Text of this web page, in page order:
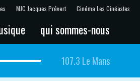
MJC Jacques Prévert Cinéma Les Cinéastes
qui sommes-nous
107.3 Le Mans